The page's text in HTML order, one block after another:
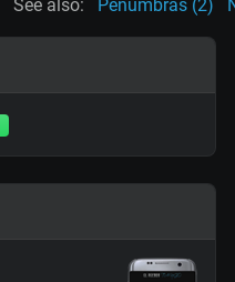
See also: Penumbras (2)